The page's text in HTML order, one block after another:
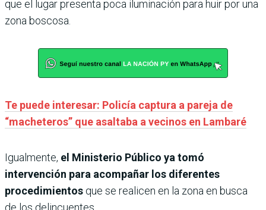
que el lugar presenta poca iluminación para huir por una
zona boscosa.
Te puede interesar: Policía captura a pareja de
“macheteros” que asaltaba a vecinos en Lambaré
Igualmente, el Ministerio Público ya tomó
intervención para acompañar los diferentes
procedimientos que se realicen en la zona en busca
de los delincuentes.